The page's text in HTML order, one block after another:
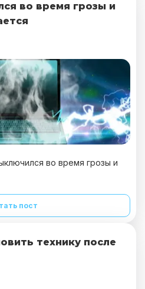
во время грозы и
во время грозы и
пост
технику после